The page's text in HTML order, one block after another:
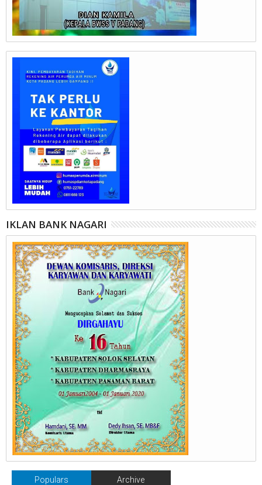
IKLAN BANK NAGARI
Populars Archive